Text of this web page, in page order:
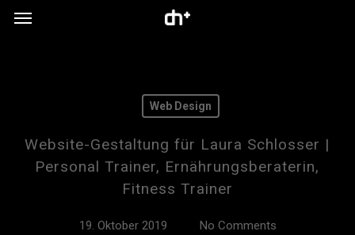
Web Design
Website-Gestaltung für Laura Schlosser |
Personal Trainer, Ernährungsberaterin,
Fitness Trainer
19. Oktober 2019 No Comments